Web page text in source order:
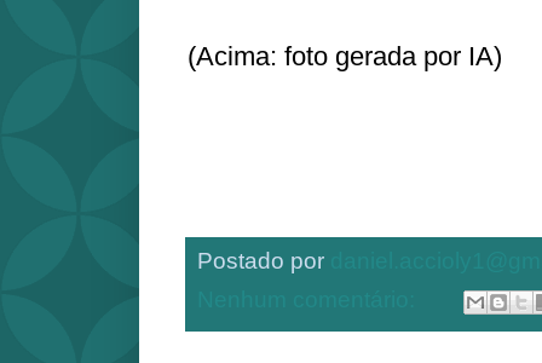
(Acima: foto gerada por IA)
Postado por